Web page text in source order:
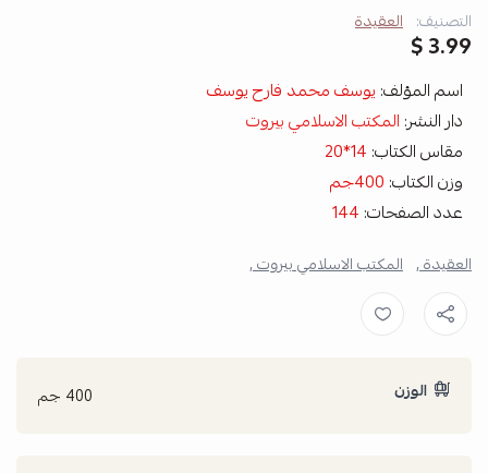
التصنيف: العقيدة
3.99 $
اسم المؤلف: يوسف محمد فارح يوسف
دار النشر: المكتب الاسلامي بيروت
مقاس الكتاب: 14*20
وزن الكتاب: 400جم
عدد الصفحات: 144
العقيدة , المكتب الاسلامي بيروت ,
الوزن 400 جم